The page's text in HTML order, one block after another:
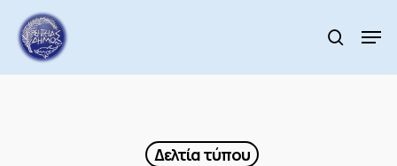
main
content
search
Δελτία τύπου
Menu